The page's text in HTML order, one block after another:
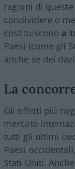
ragioni di
condividere o
costituiscono a
Paesi (come gli
anche se dei
La
Gli effetti più
mercato
tutti gli ultimi
Paesi
Stati Uniti.